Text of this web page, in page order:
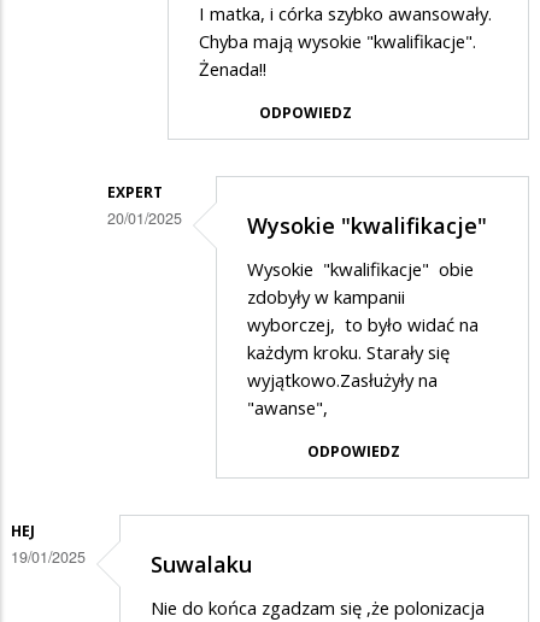
odpowiedzi
I matka, i córka szybko awansowały.
Chyba mają wysokie "kwalifikacje".
Żenada!!
ODPOWIEDZ
EXPERT
20/01/2025 Wysokie "kwalifikacje"
Wysokie "kwalifikacje" obie
zdobyły w kampanii
wyborczej, to było widać na
każdym kroku. Starały się
wyjątkowo.Zasłużyły na
"awanse",
ODPOWIEDZ
HEJ
19/01/2025 Suwalaku
Nie do końca zgadzam się ,że polonizacja